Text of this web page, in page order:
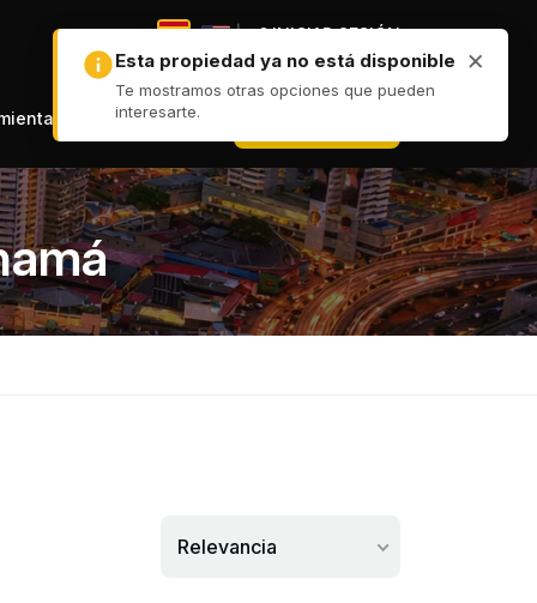
| INICIAR SESIÓN
Relevancia